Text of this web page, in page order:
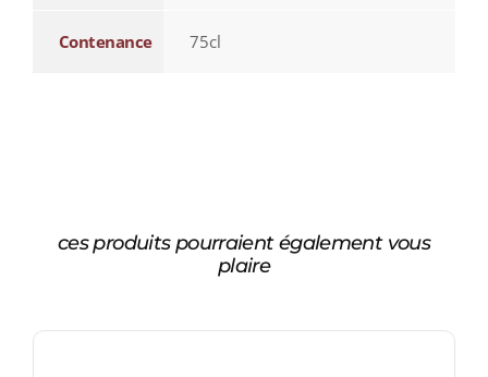
Contenance 75cl
ces produits pourraient également vous
plaire